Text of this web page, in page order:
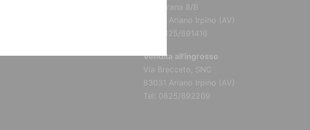
Via Torana 8/B
83031 Ariano Irpino (AV)
Tel: 0825/891416
Vendita all'ingrosso
Via Brecceto, SNC
83031 Ariano Irpino (AV)
Tel: 0825/892209